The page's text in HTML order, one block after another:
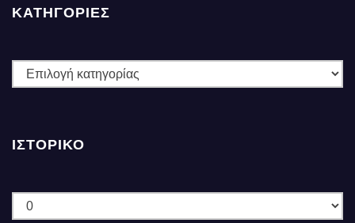
ΚΑΤΗΓΟΡΙΕΣ
ΚΑΤΗΓΟΡΙΕΣ
ΙΣΤΟΡΙΚΌ
Ιστορικό